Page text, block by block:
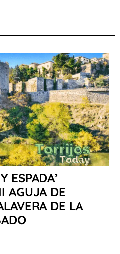
ESPADA’
AGUJA DE
DE LA